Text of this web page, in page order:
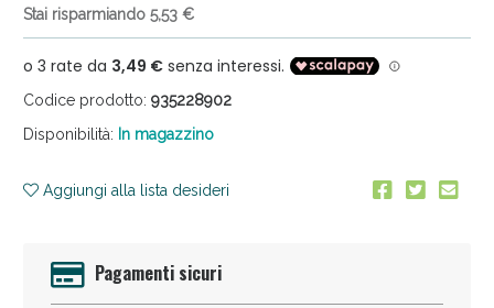
Stai risparmiando 5,53 €
Codice prodotto: 935228902
Disponibilità: In magazzino
Aggiungi alla lista desideri
Pagamenti sicuri